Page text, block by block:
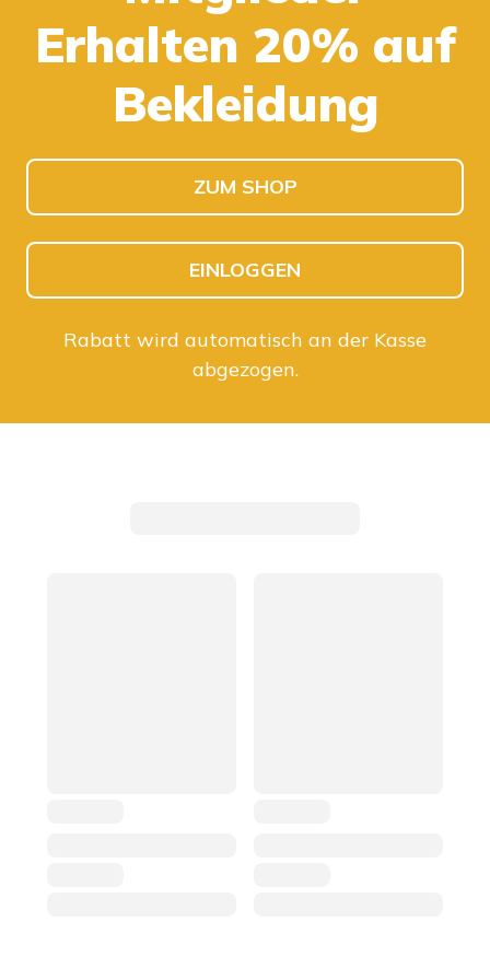
HERREN SHOPPEN
KINDER SHOPPEN
Erhalten 20% auf
Bekleidung
ZUM SHOP
EINLOGGEN
Rabatt wird automatisch an der Kasse
abgezogen.